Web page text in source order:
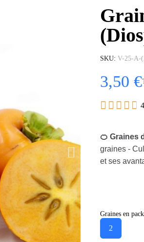
SKU V-25-A-
3,50 €
    
🍊 Graines
graines -
et ses
Graines en
2